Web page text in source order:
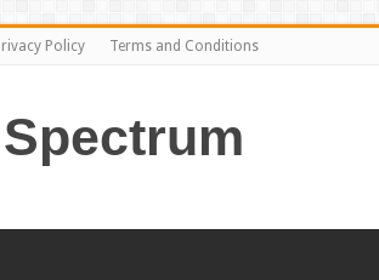
Policy Terms and Conditions